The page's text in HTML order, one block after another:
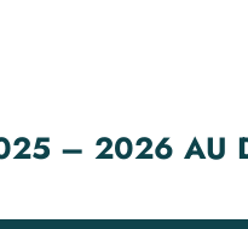
– 2026 AU